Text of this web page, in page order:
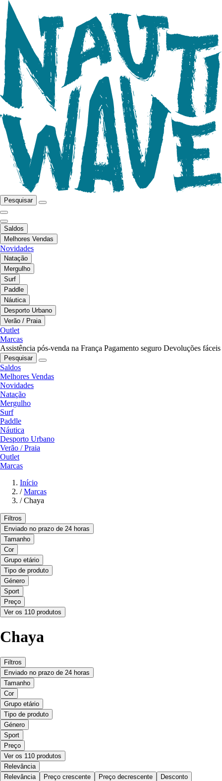
Pesquisar
Saldos
Melhores Vendas
Novidades
Natação
Mergulho
Surf
Paddle
Náutica
Desporto Urbano
Verão / Praia
Outlet
Marcas
Assistência pós-venda na França Pagamento seguro Devoluções fáceis
Pesquisar
Saldos
Melhores Vendas
Novidades
Natação
Mergulho
Surf
Paddle
Náutica
Desporto Urbano
Verão / Praia
Outlet
Marcas
Início
/ Marcas
/ Chaya
Filtros
Enviado no prazo de 24 horas
Tamanho
Cor
Grupo etário
Tipo de produto
Género
Sport
Preço
Ver os 110 produtos
Chaya
Filtros
Enviado no prazo de 24 horas
Tamanho
Cor
Grupo etário
Tipo de produto
Género
Sport
Preço
Ver os 110 produtos
Relevância
Relevância
Preço crescente Preço decrescente Desconto